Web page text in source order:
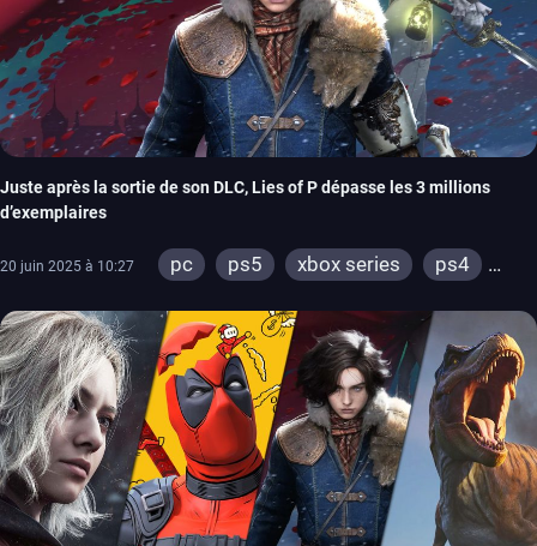
Juste après la sortie de son DLC, Lies of P dépasse les 3 millions
d’exemplaires
20 juin 2025 à 10:27 pc ps5 xbox series
ps4